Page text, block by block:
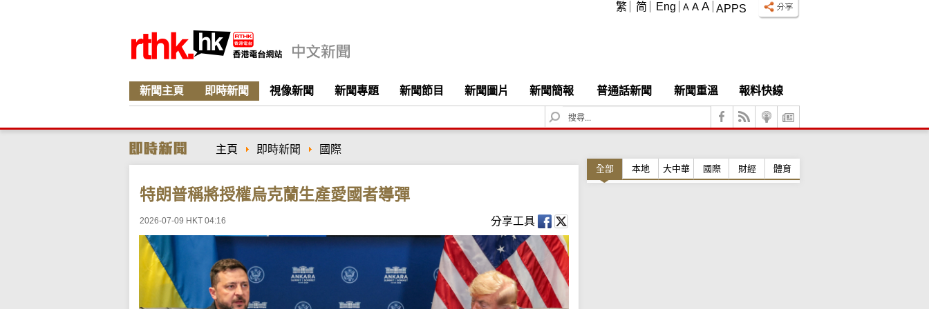
APPS
A A A
繁 简 Eng
新聞主頁 即時新聞 視像新聞 新聞專題 新聞節目 新聞圖片 新聞簡報 普通話新聞 新聞重溫
報料快線
S
e
c
主頁 即時新聞 國際
特朗普稱將授權烏克蘭生產愛國者導彈
2026-07-09 HKT 04:16 分享工具
全部 本地 大中華 國際 財經 體育